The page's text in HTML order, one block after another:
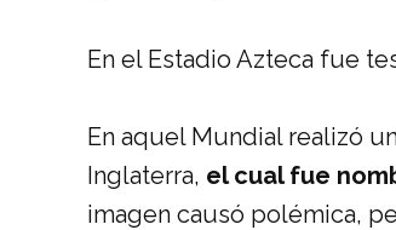
En el Estadio Azteca fue
En aquel Mundial realizó
Inglaterra, el cual fue
imagen causó polémica,